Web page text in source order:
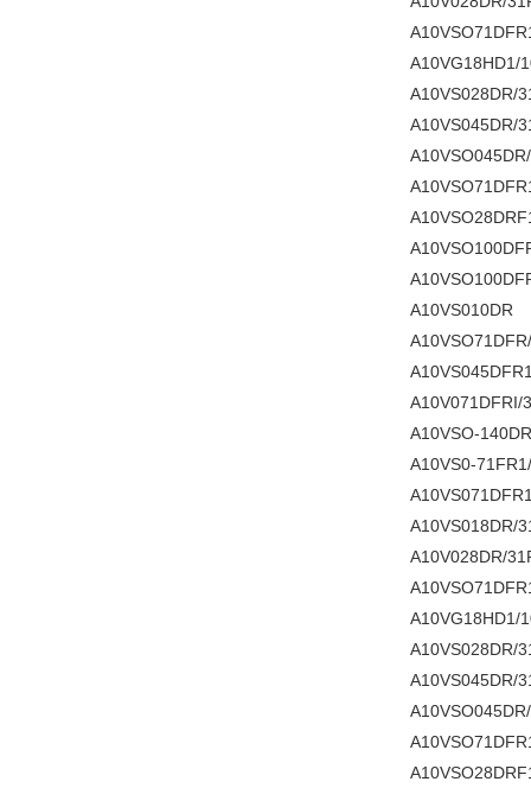
A10VG18HD1/
A10VS028DR/
A10VS045DR/
A10VS010DR
A10V071DFRI/
A10VSO-
A10VS0-
A10VS018DR/
A10V028DR/
A10VG18HD1/
A10VS028DR/
A10VS045DR/